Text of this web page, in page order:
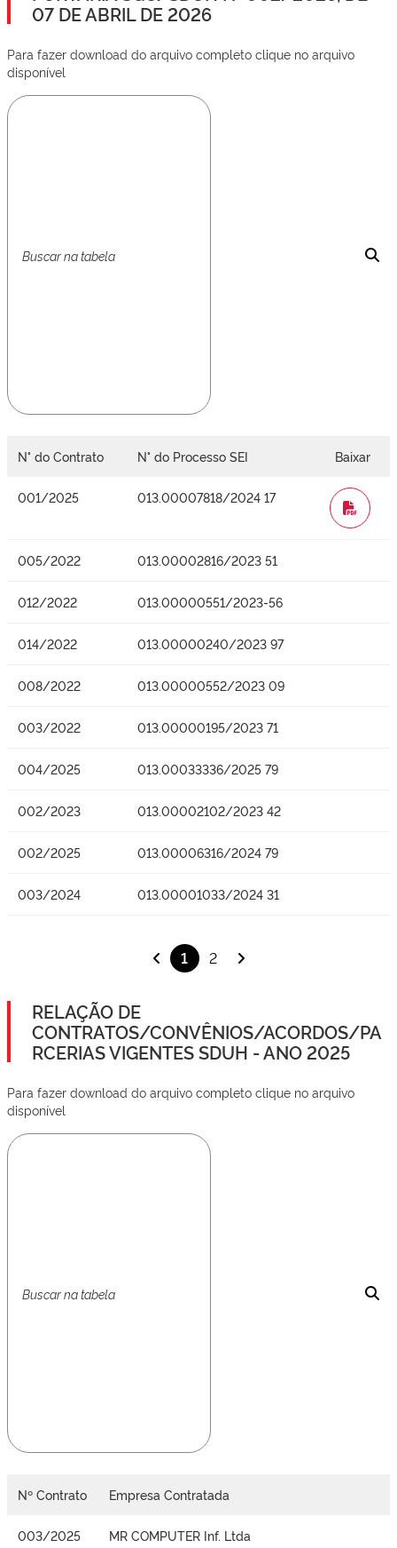
07 DE ABRIL DE 2026
Para fazer download do arquivo completo clique no arquivo
disponível
N° do Contrato N° do Processo SEI Baixar
001/2025 013.00007818/2024 17
WORD
005/2022 013.00002816/2023 51
012/2022 013.00000551/2023-56
014/2022 013.00000240/2023 97
008/2022 013.00000552/2023 09
003/2022 013.00000195/2023 71
004/2025 013.00033336/2025 79
002/2023 013.00002102/2023 42
002/2025 013.00006316/2024 79
003/2024 013.00001033/2024 31
1 2
RELAÇÃO DE
CONTRATOS/CONVÊNIOS/ACORDOS/PA
RCERIAS VIGENTES SDUH - ANO 2025
Para fazer download do arquivo completo clique no arquivo
disponível
Nº Contrato Empresa Contratada
003/2025 MR COMPUTER Inf. Ltda